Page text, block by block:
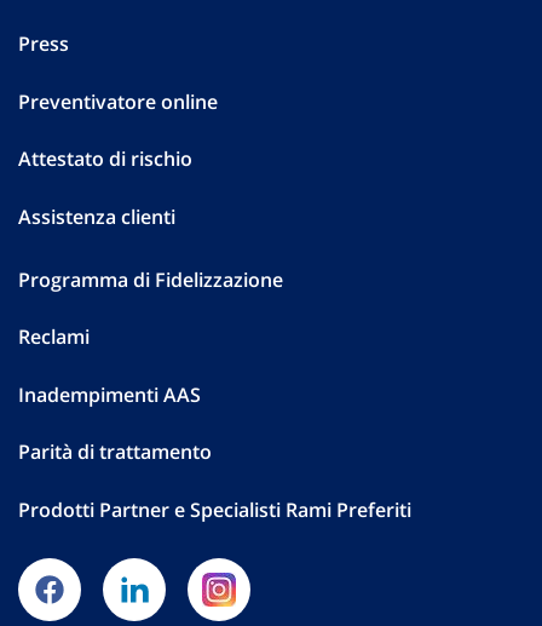
Press
Preventivatore online
Attestato di rischio
Assistenza clienti
Programma di Fidelizzazione
Reclami
Inadempimenti AAS
Parità di trattamento
Prodotti Partner e Specialisti Rami Preferiti